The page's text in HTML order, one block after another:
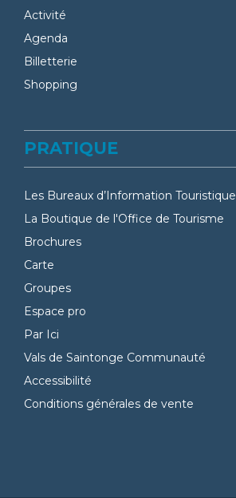
Activité
Agenda
Billetterie
Shopping
PRATIQUE
Les Bureaux d’Information Touristique
La Boutique de l'Office de Tourisme
Brochures
Carte
Groupes
Espace pro
Par Ici
Vals de Saintonge Communauté
Accessibilité
Conditions générales de vente